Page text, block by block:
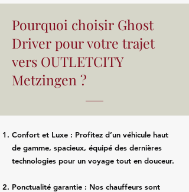
Pourquoi choisir Ghost
Driver pour votre trajet
vers OUTLETCITY
Metzingen ?
Confort et Luxe : Profitez d’un véhicule haut
de gamme, spacieux, équipé des dernières
technologies pour un voyage tout en douceur.
Ponctualité garantie : Nos chauffeurs sont